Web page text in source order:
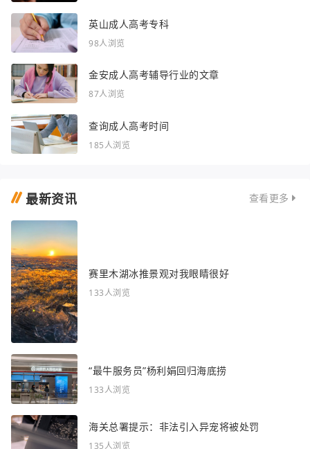
英山成人高考专科
98人浏览
金安成人高考辅导行业的文章
87人浏览
查询成人高考时间
185人浏览
最新资讯 查看更多
赛里木湖冰推景观对我眼睛很好
133人浏览
“最牛服务员”杨利娟回归海底捞
133人浏览
海关总署提示：非法引入异宠将被处罚
135人浏览